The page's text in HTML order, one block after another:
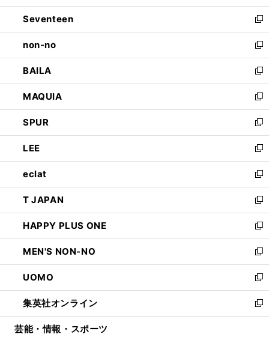
開
く
ウ
で
開
く
ン
ド
ウ
で
開
く
Seventeen
新
し
い
ウ
ィ
ン
ド
ウ
で
開
く
non-no
新
し
い
ウ
ィ
ン
ド
ウ
で
開
く
BAILA
新
し
い
ウ
ィ
ン
ド
ウ
で
開
く
MAQUIA
新
し
い
ウ
ィ
ン
ド
ウ
で
開
く
SPUR
新
し
い
ウ
ィ
ン
ド
ウ
で
開
く
LEE
新
し
い
ウ
ィ
ン
ド
ウ
で
開
く
eclat
新
し
い
ウ
ィ
ン
ド
ウ
で
開
く
T JAPAN
新
し
い
ウ
ィ
ン
ド
ウ
で
開
HAPPY PLUS ONE
新
し
い
ウ
ィ
ン
ド
ウ
MEN'S NON-NO
新
し
い
ウ
ィ
ン
UOMO
新
し
い
ウ
集英社オンライン
新
し
芸能・情報・スポーツ